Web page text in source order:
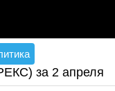
за 2 апреля